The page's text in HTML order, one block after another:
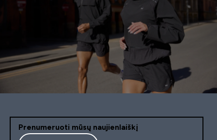
Prenumeruoti mūsų naujienlaiškį